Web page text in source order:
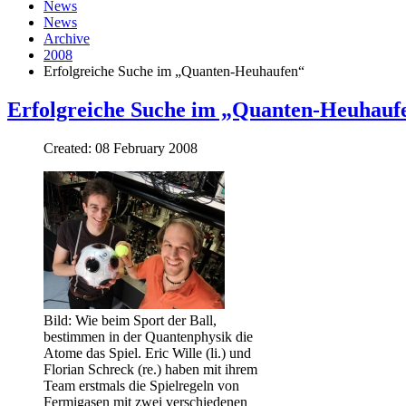
News
News
Archive
2008
Erfolgreiche Suche im „Quanten-Heuhaufen“
Erfolgreiche Suche im „Quanten-
Created: 08 February 2008
Bild: Wie beim Sport der Ball,
bestimmen in der Quantenphysik die
Atome das Spiel. Eric Wille (li.) und
Florian Schreck (re.) haben mit ihrem
Team erstmals die Spielregeln von
Fermigasen mit zwei verschiedenen